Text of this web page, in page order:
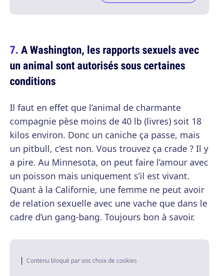
A Washington, les rapports sexuels avec
un animal sont autorisés sous certaines
conditions
Il faut en effet que l’animal de charmante
compagnie pèse moins de 40 lb (livres) soit 18
kilos environ. Donc un caniche ça passe, mais
un pitbull, c’est non. Vous trouvez ça crade ? Il y
a pire. Au Minnesota, on peut faire l’amour avec
un poisson mais uniquement s’il est vivant.
Quant à la Californie, une femme ne peut avoir
de relation sexuelle avec une vache que dans le
cadre d’un gang-bang. Toujours bon à savoir.
Contenu bloqué par vos choix de cookies